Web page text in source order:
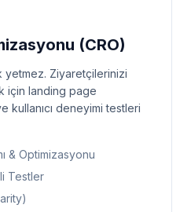
(CRO)
Ziyaretçilerinizi
için landing page
kullanıcı deneyimi testleri
& Optimizasyonu
Testler